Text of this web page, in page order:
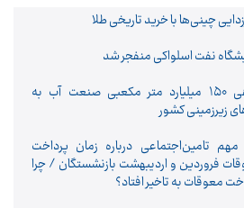
چینی‌ها با خرید تاریخی طلا
نفت اسلواکی منفجر شد
بدهی ۱۵۰ میلیارد متر مکعبی صنعت آب به
زیرزمینی کشور
مهم تامین‌اجتماعی درباره زمان پرداخت
فروردین و اردیبهشت بازنشستگان / چرا
معوقات به تاخیر افتاد؟